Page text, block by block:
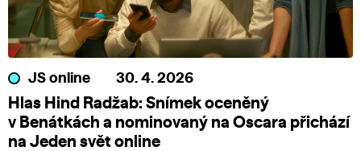
JS online 30. 4. 2026
Hlas Hind Radžab: Snímek oceněný
v Benátkách a nominovaný na Oscara přichází
na Jeden svět online